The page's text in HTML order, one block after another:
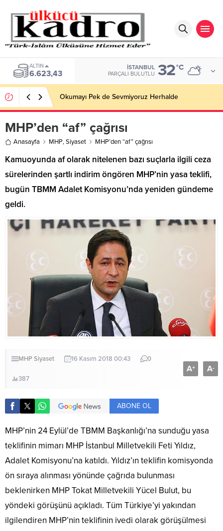
ALTIN
6.623,43
İSTANBUL
PARÇALI BULUTLU 32°C
Okumayı Pek de Sevmiyoruz Herhalde
MHP’den “af” çağrısı
Anasayfa MHP,Siyaset MHP’den “af” çağrısı
Kamuoyunda af olarak nitelenen bazı suçlarla ilgili ceza
sürelerinden şartlı indirim öngören MHP’nin yasa teklifi,
bugün TBMM Adalet Komisyonu’nda yeniden gündeme
geldi.
MHPSiyaset 16 Kasım 2018 00:43 0
387
A+ A-
ABONE OL
MHP’nin 24 Eylül’de TBMM Başkanlığı’na sunduğu yasa
teklifinin mimarı MHP İstanbul Milletvekili Feti Yıldız,
Adalet Komisyonu’na katıldı. Yıldız’ın teklifin komisyonda
ön sıraya alınması yönünde çağrıda bulunması
beklenirken MHP Tokat Milletvekili Yücel Bulut, bu
yöndeki görüşünü açıkladı. Tüm Türkiye’yi yakından
ilgilendiren MHP’nin teklifinin ivedi olarak görüşülmesi